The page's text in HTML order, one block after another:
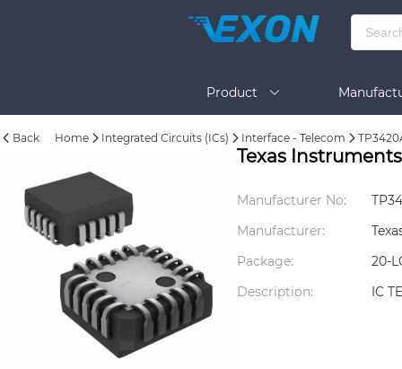
Product
BOM Tool Help
Back Home Integrated Circuits (ICs) Interface - Telecom
Texas
Manufacturer No:
Manufacturer:
Package:
20-
Description:
IC